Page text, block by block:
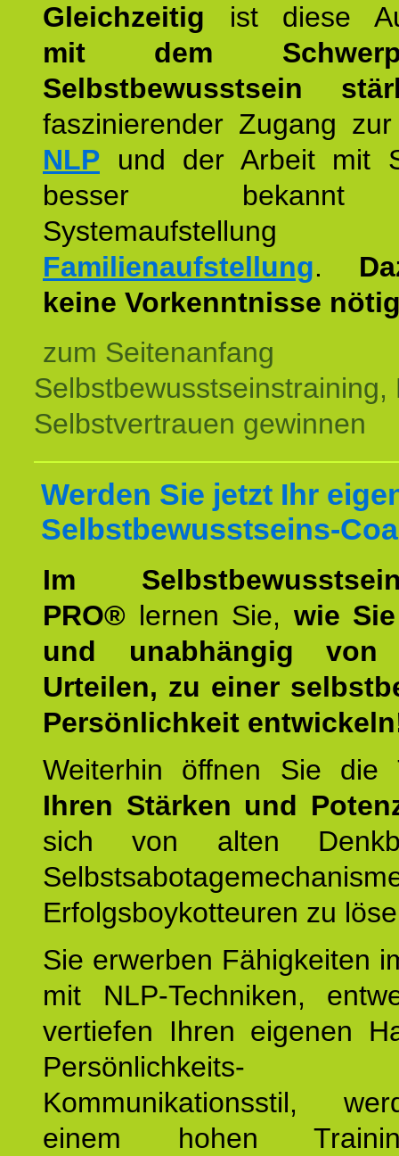
Gleichzeitig ist diese
mit dem
Selbstbewusstsein
faszinierender Zugang
NLP und der Arbeit mit
besser
Familienaufstellung.
keine Vorkenntnisse
zum Seitenanfang
Selbstbewusstseinstraining,
Selbstvertrauen gewinnen
Werden Sie jetzt Ihr
Selbstbewusstseins-
Im
PRO® lernen Sie, wie
und unabhängig von
Urteilen, zu einer
Persönlichkeit
Weiterhin öffnen Sie
Ihren Stärken und
sich von alten
Erfolgsboykotteuren zu
Sie erwerben Fähigkeiten
mit NLP-Techniken,
vertiefen Ihren eigenen
Kommunikationsstil,
einem hohen